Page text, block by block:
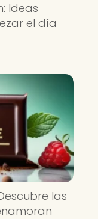
Ideas
el día
las